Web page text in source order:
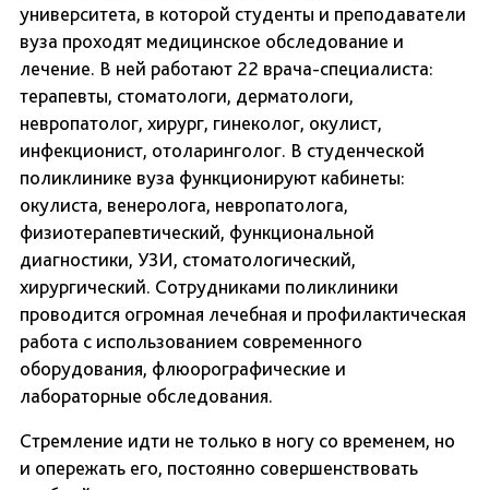
университета, в которой студенты и преподаватели
вуза проходят медицинское обследование и
лечение. В ней работают 22 врача-специалиста:
терапевты, стоматологи, дерматологи,
невропатолог, хирург, гинеколог, окулист,
инфекционист, отоларинголог. В студенческой
поликлинике вуза функционируют кабинеты:
окулиста, венеролога, невропатолога,
физиотерапевтический, функциональной
диагностики, УЗИ, стоматологический,
хирургический. Сотрудниками поликлиники
проводится огромная лечебная и профилактическая
работа с использованием современного
оборудования, флюорографические и
лабораторные обследования.
Стремление идти не только в ногу со временем, но
и опережать его, постоянно совершенствовать